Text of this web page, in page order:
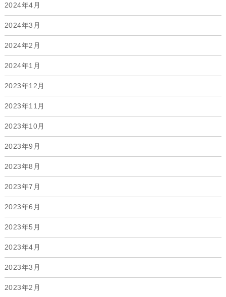
2024年4月
2024年3月
2024年2月
2024年1月
2023年12月
2023年11月
2023年10月
2023年9月
2023年8月
2023年7月
2023年6月
2023年5月
2023年4月
2023年3月
2023年2月